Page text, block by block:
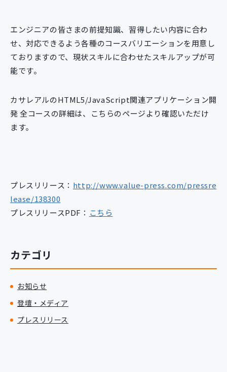
エンジニアの皆さまの前提知識、習得したい内容に合わ
せ、対応できるよう各種のコースバリエーションを用意し
ておりますので、現状スキルに合わせたスキルアップが可
能です。
カサレアルのHTML5/JavaScript関連アプリケーション開
発 全コースの詳細は、こちらのページより確認いただけ
ます。
プレスリリース： http://www.value-press.com/pressre
lease/138300
プレスリリースPDF： こちら
カテゴリ
お知らせ
登壇・メディア
プレスリリース